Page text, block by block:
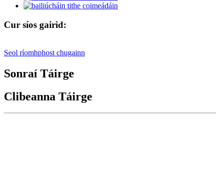
Cur síos gairid:
Seol ríomhphost chugainn
Sonraí Táirge
Clibeanna Táirge